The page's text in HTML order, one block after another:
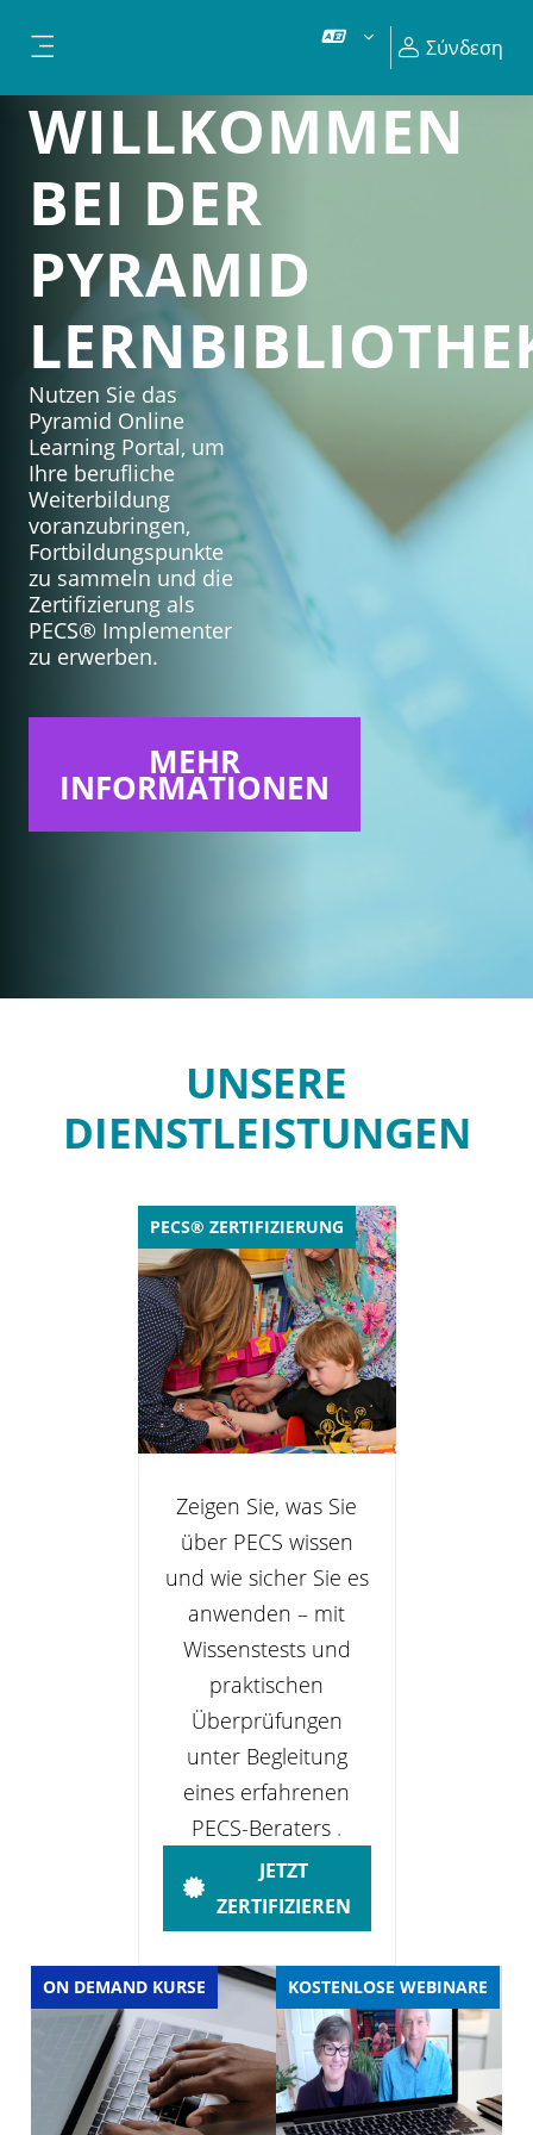
Σύνδεση
WILLKOMMEN
BEI DER
PYRAMID
Nutzen Sie das
Pyramid Online
Learning Portal, um
Ihre berufliche
Weiterbildung
voranzubringen,
Fortbildungspunkte
zu sammeln und die
Zertifizierung als
PECS® Implementer
zu erwerben.
MEHR
INFORMATIONEN
UNSERE
DIENSTLEISTUNGEN
PECS® ZERTIFIZIERUNG
Zeigen Sie, was Sie
über PECS wissen
und wie sicher Sie es
anwenden – mit
Wissenstests und
praktischen
Überprüfungen
unter Begleitung
eines erfahrenen
PECS-Beraters .
JETZT
ZERTIFIZIEREN
ON DEMAND KURSE KOSTENLOSE WEBINARE